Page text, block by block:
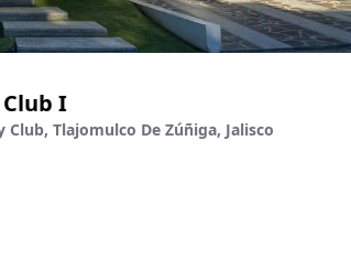
I
Tlajomulco De Zúñiga, Jalisco